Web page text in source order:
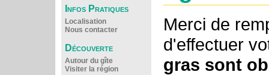
Infos Pratiques
Localisation
Nous contacter
Découverte
Autour du gîte
Visiter la région
Merci de
d'effectuer
gras sont